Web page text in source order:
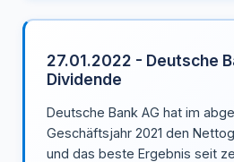
27.01.2022 - Deutsche
Dividende
Deutsche Bank AG hat im
Geschäftsjahr 2021 den
und das beste Ergebnis seit